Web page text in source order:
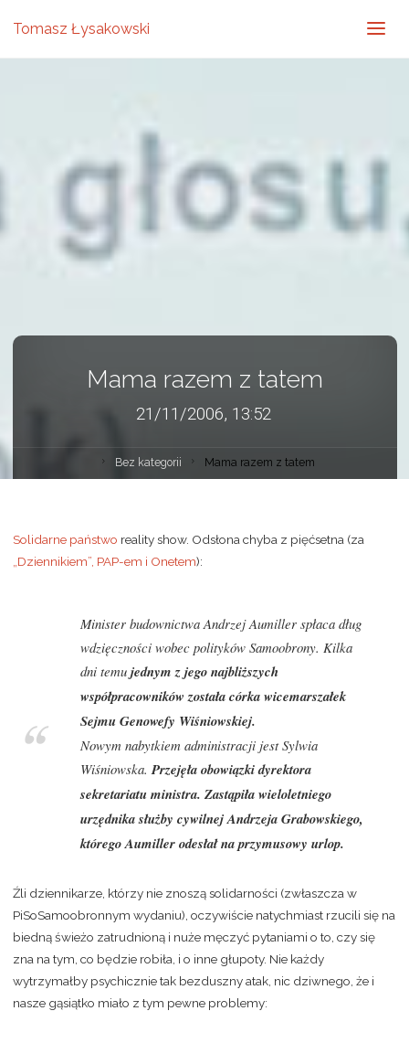
Tomasz Łysakowski
Mama razem z tatem
21/11/2006, 13:52
Bez kategorii Mama razem z tatem
Solidarne państwo reality show. Odsłona chyba z pięćsetna (za
„Dziennikiem”, PAP-em i Onetem):
Minister budownictwa Andrzej Aumiller spłaca dług
wdzięczności wobec polityków Samoobrony. Kilka
dni temu jednym z jego najbliższych
współpracowników została córka wicemarszałek
Sejmu Genowefy Wiśniowskiej.
Nowym nabytkiem administracji jest Sylwia
Wiśniowska. Przejęła obowiązki dyrektora
sekretariatu ministra. Zastąpiła wieloletniego
urzędnika służby cywilnej Andrzeja Grabowskiego,
którego Aumiller odesłał na przymusowy urlop.
Źli dziennikarze, którzy nie znoszą solidarności (zwłaszcza w
PiSoSamoobronnym wydaniu), oczywiście natychmiast rzucili się na
biedną świeżo zatrudnioną i nuże męczyć pytaniami o to, czy się
zna na tym, co będzie robiła, i o inne głupoty. Nie każdy
wytrzymałby psychicznie tak bezduszny atak, nic dziwnego, że i
nasze gąsiątko miało z tym pewne problemy: